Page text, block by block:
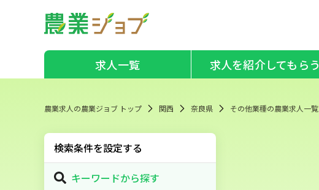
求人一覧 求人を紹介してもらう
農業求人の農業ジョブ トップ 関西 奈良県 その他業種の農業求人一覧
検索条件を設定する
キーワードから探す